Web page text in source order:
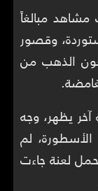
مبالغاً
وقصور
الذهب من
يظهر، وجه
لم
لعنة جاءت